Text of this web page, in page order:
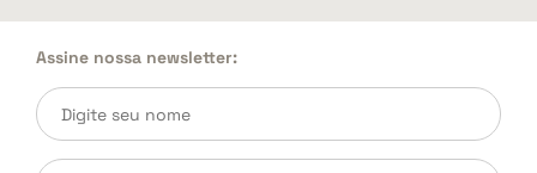
Assine nossa newsletter: